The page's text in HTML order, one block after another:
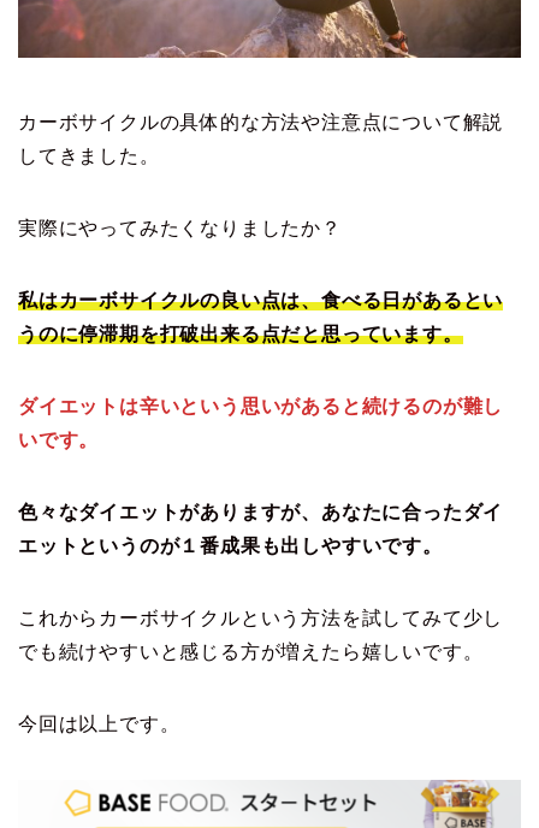
カーボサイクルの具体的な方法や注意点について解説
してきました。
実際にやってみたくなりましたか？
私はカーボサイクルの良い点は、食べる日があるとい
うのに停滞期を打破出来る点だと思っています。
ダイエットは辛いという思いがあると続けるのが難し
いです。
色々なダイエットがありますが、あなたに合ったダイ
エットというのが１番成果も出しやすいです。
これからカーボサイクルという方法を試してみて少し
でも続けやすいと感じる方が増えたら嬉しいです。
今回は以上です。